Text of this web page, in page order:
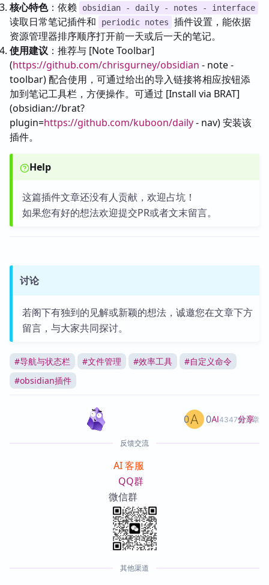
核心特色：依赖 obsidian - daily - notes - interface
读取日常笔记插件和 periodic notes
插件设置，能依据
资源管理器排序顺序打开前一天或后一天的笔记。
使用建议 ：推荐与 [Note Toolbar]
(https://github.com/chrisgurney/obsidian - note -
toolbar) 配合使用，可通过给出的导入链接将相应按钮添
加到笔记工具栏，方便操作。可通过 [Install via BRAT]
(obsidian://brat?
plugin=https://github.com/kuboon/daily- nav) 安装该
插件。
Help
这篇插件文章还没有人贡献，欢迎占坑！
如果您有好的想法欢迎提交PR或者文末留言。
讨论
若阁下有独到的见解或新颖的想法，诚邀您在文章下方
留言，与大家共同探讨。
#导航与状态栏 #文件管理 #效率工具 #自定义命令
#obsidian插件
AI4347篇文章
0 0 分享
反馈交流
AI 客服
QQ群
微信群
其他渠道